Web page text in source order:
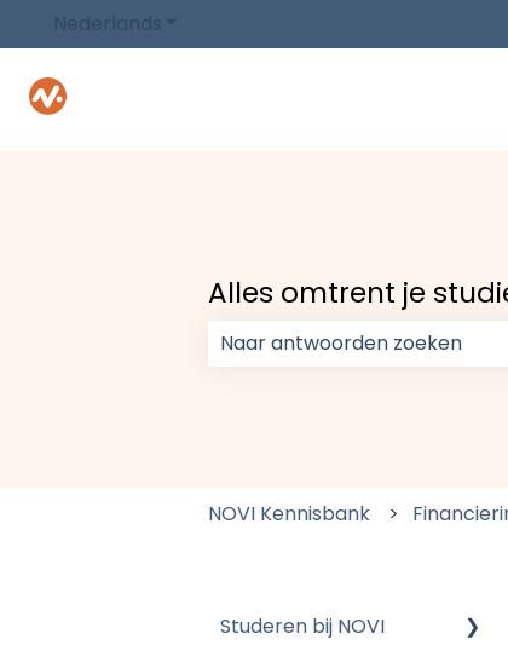
Nederlands Submenu tonen voor vertalingen
Alles omtrent je
NOVI Kennisbank
Studeren bij NOVI